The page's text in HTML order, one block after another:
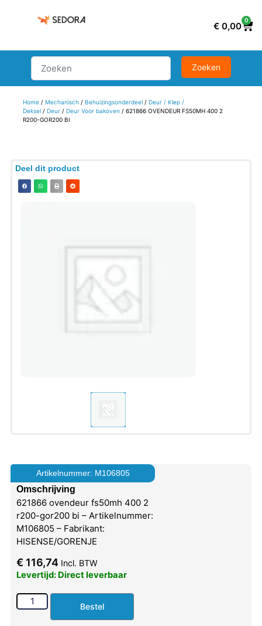
€ 0,00
0
Home/ Mechanisch/ Behuizingsonderdeel/ Deur / Klep /
Deksel/ Deur/ Deur Voor bakoven / 621866 OVENDEUR FS50MH 400 2
R200-GOR200 BI
Deel dit product
Artikelnummer: M106805
Omschrijving
621866 ovendeur fs50mh 400 2
r200-gor200 bi – Artikelnummer:
M106805 – Fabrikant:
HISENSE/GORENJE
€ 116,74 Incl. BTW
Levertijd: Direct leverbaar
Bestel